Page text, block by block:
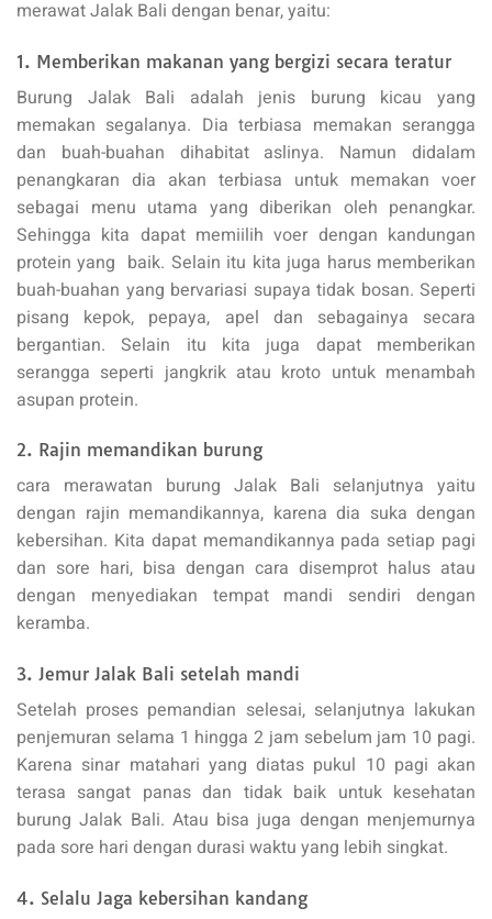
merawat Jalak Bali dengan benar, yaitu:
1. Memberikan makanan yang bergizi secara teratur
Burung Jalak Bali adalah jenis burung kicau yang
memakan segalanya. Dia terbiasa memakan serangga
dan buah-buahan dihabitat aslinya. Namun didalam
penangkaran dia akan terbiasa untuk memakan voer
sebagai menu utama yang diberikan oleh penangkar.
Sehingga kita dapat memiilih voer dengan kandungan
protein yang baik. Selain itu kita juga harus memberikan
buah-buahan yang bervariasi supaya tidak bosan. Seperti
pisang kepok, pepaya, apel dan sebagainya secara
bergantian. Selain itu kita juga dapat memberikan
serangga seperti jangkrik atau kroto untuk menambah
asupan protein.
2. Rajin memandikan burung
cara merawatan burung Jalak Bali selanjutnya yaitu
dengan rajin memandikannya, karena dia suka dengan
kebersihan. Kita dapat memandikannya pada setiap pagi
dan sore hari, bisa dengan cara disemprot halus atau
dengan menyediakan tempat mandi sendiri dengan
keramba.
3. Jemur Jalak Bali setelah mandi
Setelah proses pemandian selesai, selanjutnya lakukan
penjemuran selama 1 hingga 2 jam sebelum jam 10 pagi.
Karena sinar matahari yang diatas pukul 10 pagi akan
terasa sangat panas dan tidak baik untuk kesehatan
burung Jalak Bali. Atau bisa juga dengan menjemurnya
pada sore hari dengan durasi waktu yang lebih singkat.
4. Selalu Jaga kebersihan kandang